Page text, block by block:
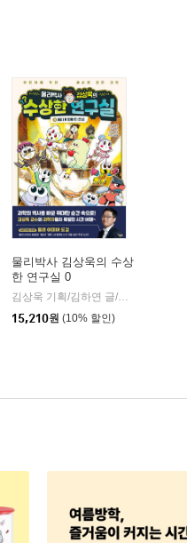
물리박사 김상욱의 수상
한 연구실 0
김상욱 기획/김하연 글/정순규 그림
15,210원 (10% 할인)